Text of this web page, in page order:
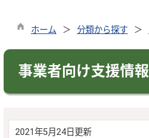
ホーム 分類から探す
事業者向け支援情報
2021年5月24日更新